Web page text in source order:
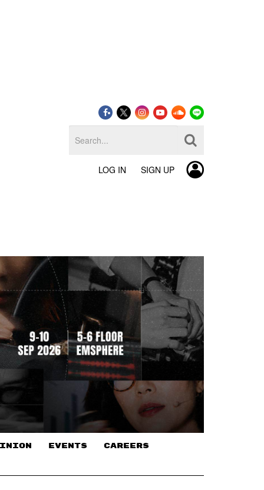
LOG IN SIGN UP
EVENTS CAREERS